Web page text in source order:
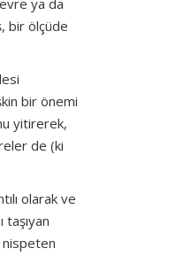
ya da
bir ölçüde
bir önemi
yitirerek,
de (ki
olarak ve
taşıyan
nispeten